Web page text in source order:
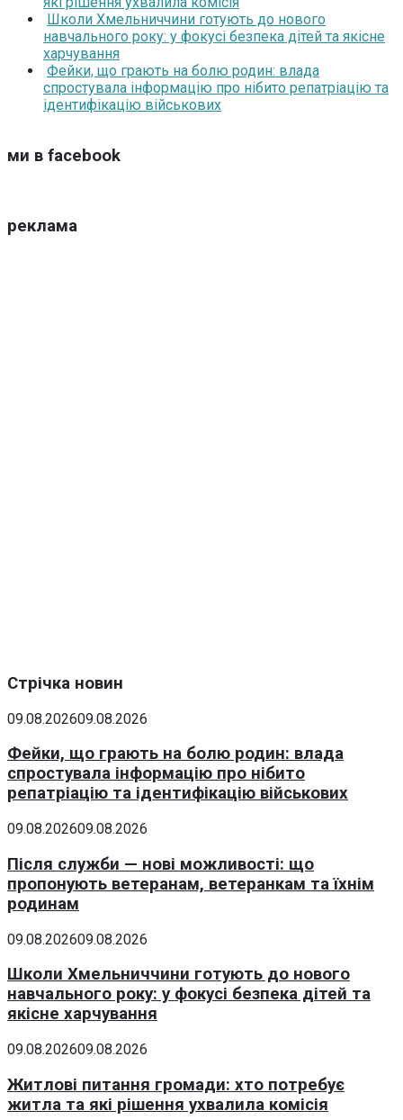
Школи Хмельниччини готують до нового
навчального року: у фокусі безпека дітей та якісне
харчування
Фейки, що грають на болю родин: влада
спростувала інформацію про нібито репатріацію та
ідентифікацію військових
ми в facebook
реклама
Стрічка новин
09.08.202609.08.2026
Фейки, що грають на болю родин: влада
спростувала інформацію про нібито
репатріацію та ідентифікацію військових
09.08.202609.08.2026
Після служби — нові можливості: що
пропонують ветеранам, ветеранкам та їхнім
родинам
09.08.202609.08.2026
Школи Хмельниччини готують до нового
навчального року: у фокусі безпека дітей та
якісне харчування
09.08.202609.08.2026
Житлові питання громади: хто потребує
житла та які рішення ухвалила комісія